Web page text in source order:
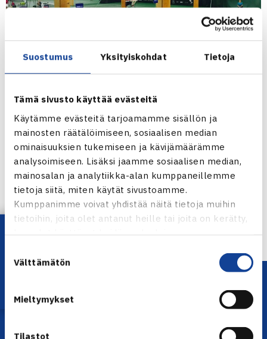
Suostumus Yksityiskohdat Tietoja
Tämä sivusto käyttää evästeitä
Käytämme evästeitä tarjoamamme sisällön ja
mainosten räätälöimiseen, sosiaalisen median
ominaisuuksien tukemiseen ja kävijämäärämme
analysoimiseen. Lisäksi jaamme sosiaalisen median,
mainosalan ja analytiikka-alan kumppaneillemme
tietoja siitä, miten käytät sivustoamme.
Kumppanimme voivat yhdistää näitä tietoja muihin
tietoihin, joita olet antanut heille tai joita on kerätty,
kun olet käyttänyt heidän palvelujaan.
valinta
Välttämätön
Mieltymykset
Tilastot
Jaa:
← Edellinen
Lataa OmaTennis!